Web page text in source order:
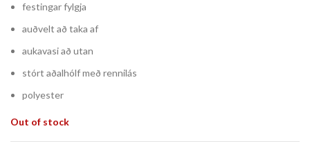
festingar fylgja
auðvelt að taka af
aukavasi að utan
stórt aðalhólf með rennilás
polyester
Out of stock